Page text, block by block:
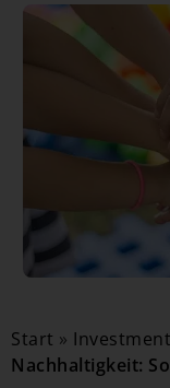
Start »
Nachhaltigkeit: